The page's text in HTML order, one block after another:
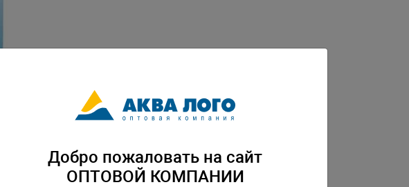
Добро пожаловать на сайт
ОПТОВОЙ КОМПАНИИ